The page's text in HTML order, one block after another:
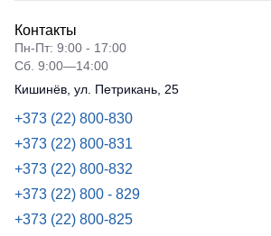
Контакты
Пн-Пт: 9:00 - 17:00
Сб. 9:00—14:00
Кишинёв, ул. Петрикань, 25
+373 (22) 800-830
+373 (22) 800-831
+373 (22) 800-832
+373 (22) 800 - 829
+373 (22) 800-825